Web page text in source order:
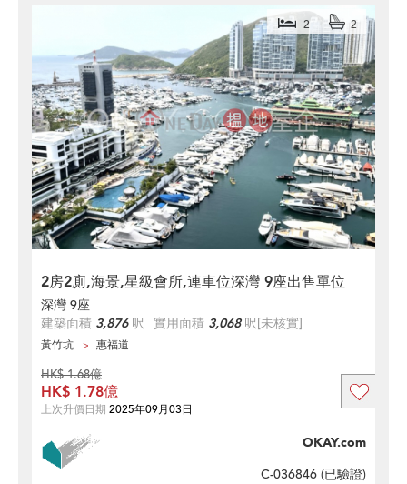
2房2廁,海景,星級會所,連車位深灣 9座出售單位
2 2
深灣 9座
建築面積 3,876呎 實用面積 3,068呎[未核實]
黃竹坑 惠福道
OKAY.com
C-036846 (已驗證)
HK$ 1.68億
HK$ 1.78億
上次升價日期 2025年09月03日